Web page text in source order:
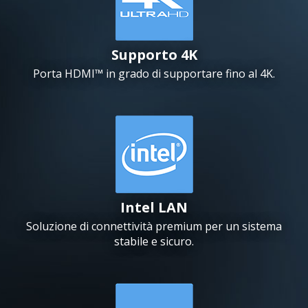
Supporto 4K
Porta HDMI™ in grado di supportare fino al 4K.
Intel LAN
Soluzione di connettività premium per un sistema
stabile e sicuro.